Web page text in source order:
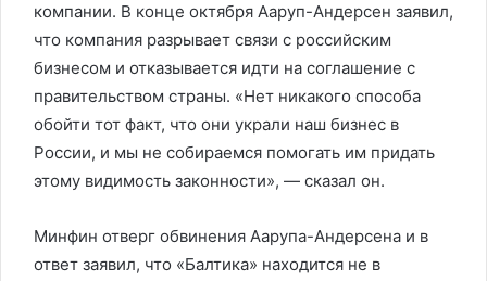
компании. В конце октября Ааруп-Андерсен заявил,
что компания разрывает связи с российским
бизнесом и отказывается идти на соглашение с
правительством страны. «Нет никакого способа
обойти тот факт, что они украли наш бизнес в
России, и мы не собираемся помогать им придать
этому видимость законности», — сказал он.
Минфин отверг обвинения Аарупа-Андерсена и в
ответ заявил, что «Балтика» находится не в